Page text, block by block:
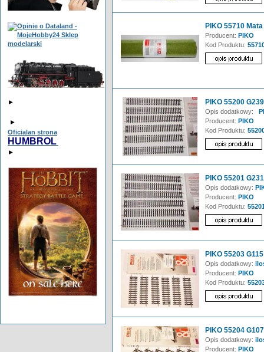
►
►
Oficialan strona
HUMBROL
►
PIKO 55710
Producent: PIKO
Kod Produktu:
PIKO 55200
Opis dodatkowy:
Producent: PIKO
Kod Produktu:
PIKO 55201
Opis dodatkowy:
Producent: PIKO
Kod Produktu:
PIKO 55203
Opis dodatkowy:
Producent: PIKO
Kod Produktu:
PIKO 55204
Opis dodatkowy:
Producent: PIKO